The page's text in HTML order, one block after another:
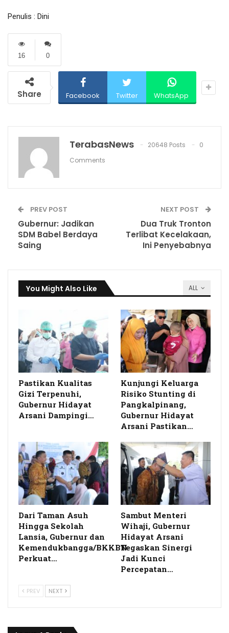
Penulis : Dini
0
16
Share Facebook Twitter WhatsApp
TerabasNews 20648 Posts
0
Comments
PREV POST
Gubernur: Jadikan
SDM Babel Berdaya
Saing
NEXT POST
Dua Truk Tronton
Terlibat Kecelakaan,
Ini Penyebabnya
ALL
You Might Also Like
Pastikan Kualitas
Gizi Terpenuhi,
Gubernur Hidayat
Arsani Dampingi…
Kunjungi Keluarga
Risiko Stunting di
Pangkalpinang,
Gubernur Hidayat
Arsani Pastikan…
Dari Taman Asuh
Hingga Sekolah
Lansia, Gubernur dan
Kemendukbangga/BKKBN
Perkuat…
Sambut Menteri
Wihaji, Gubernur
Hidayat Arsani
Tegaskan Sinergi
Jadi Kunci
Percepatan…
PREV NEXT